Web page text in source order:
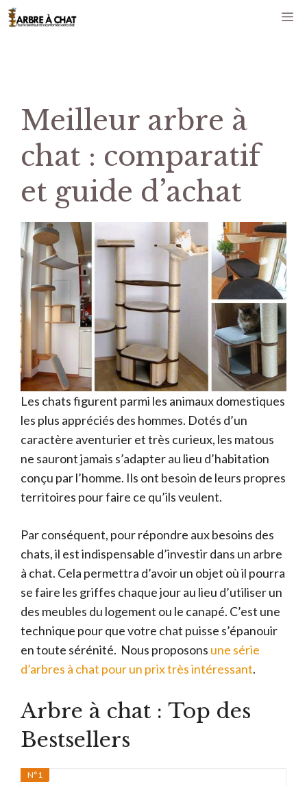
Aller
au
Meilleur arbre à
chat : comparatif
et guide d’achat
Les chats figurent parmi les animaux domestiques
les plus appréciés des hommes. Dotés d’un
caractère aventurier et très curieux, les matous
ne sauront jamais s’adapter au lieu d’habitation
conçu par l’homme. Ils ont besoin de leurs propres
territoires pour faire ce qu’ils veulent.
Par conséquent, pour répondre aux besoins des
chats, il est indispensable d’investir dans un arbre
à chat. Cela permettra d’avoir un objet où il pourra
se faire les griffes chaque jour au lieu d’utiliser un
des meubles du logement ou le canapé. C’est une
technique pour que votre chat puisse s’épanouir
en toute sérénité. Nous proposons une série
d’arbres à chat pour un prix très intéressant.
Arbre à chat : Top des
Bestsellers
N°1